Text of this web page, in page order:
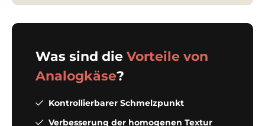
Was sind die Vorteile von
Analogkäse?
Kontrollierbarer Schmelzpunkt
Verbesserung der homogenen Textur